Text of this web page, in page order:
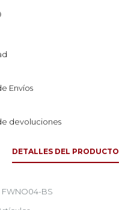
Envíos
devoluciones
DETALLES DEL PRODUCTO
FWNO04-BS